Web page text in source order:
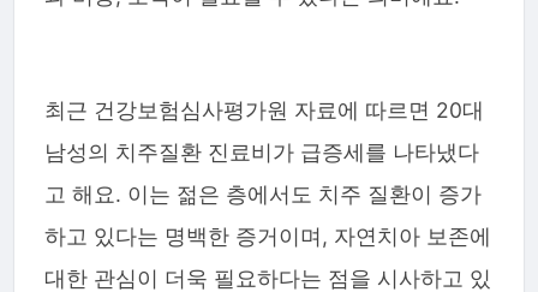
최근 건강보험심사평가원 자료에 따르면 20대
남성의 치주질환 진료비가 급증세를 나타냈다
고 해요. 이는 젊은 층에서도 치주 질환이 증가
하고 있다는 명백한 증거이며, 자연치아 보존에
대한 관심이 더욱 필요하다는 점을 시사하고 있